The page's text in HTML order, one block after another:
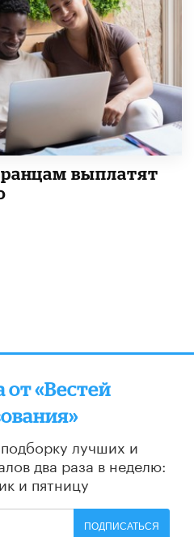
выплатят
от «Вестей
лучших и
два раза в неделю:
и пятницу
ПОДПИСАТЬСЯ